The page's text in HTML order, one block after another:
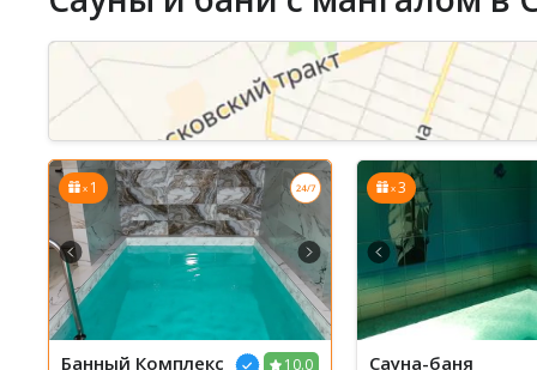
x 1
10.0
Банный Комплекс
x 3
Сауна-баня